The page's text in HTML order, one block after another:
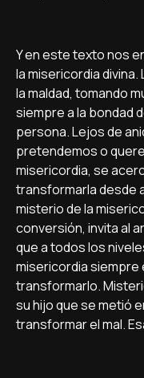
Y en este texto nos
la misericordia
la maldad, tomando
siempre a la bondad
persona. Lejos de
pretendemos o
misericordia, se
transformarla desde
misterio de la
conversión, invita al
que a todos los
misericordia siempre
transformarlo.
su hijo que se metió
transformar el mal.